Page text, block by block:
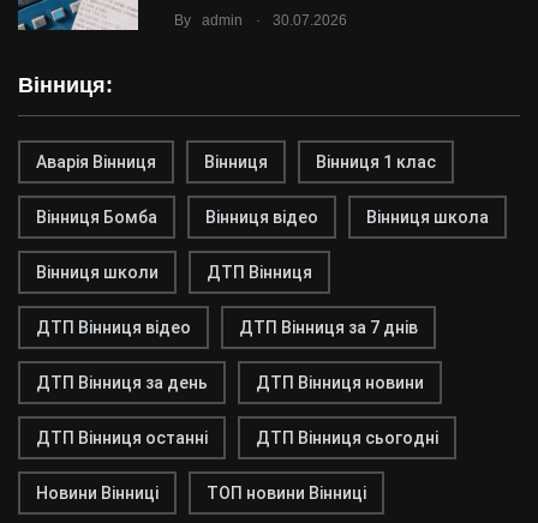
By admin . 30.07.2026
Вінниця:
Аварія Вінниця Вінниця Вінниця 1 клас
Вінниця Бомба Вінниця відео Вінниця школа
Вінниця школи ДТП Вінниця
ДТП Вінниця відео ДТП Вінниця за 7 днів
ДТП Вінниця за день ДТП Вінниця новини
ДТП Вінниця останні ДТП Вінниця сьогодні
Новини Вінниці ТОП новини Вінниці